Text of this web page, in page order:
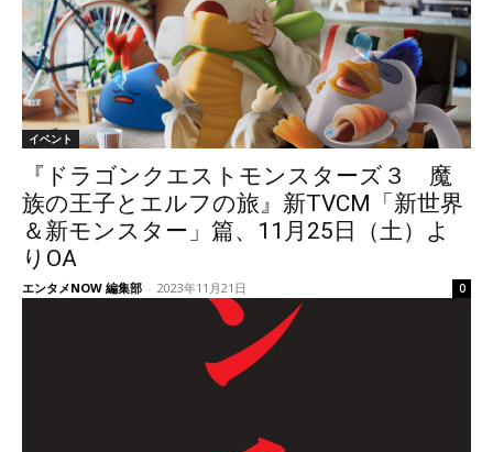
イベント
『ドラゴンクエストモンスターズ３ 魔
族の王子とエルフの旅』新TVCM「新世界
＆新モンスター」篇、11月25日（土）よ
りOA
エンタメNOW 編集部 - 2023年11月21日 0